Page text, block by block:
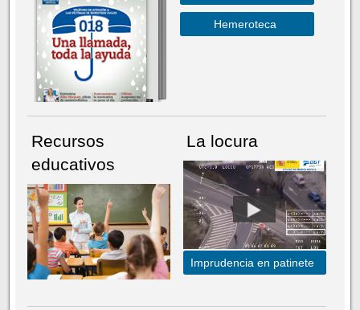
Hemeroteca
Recursos
educativos
La locura
Imprudencia en patinete